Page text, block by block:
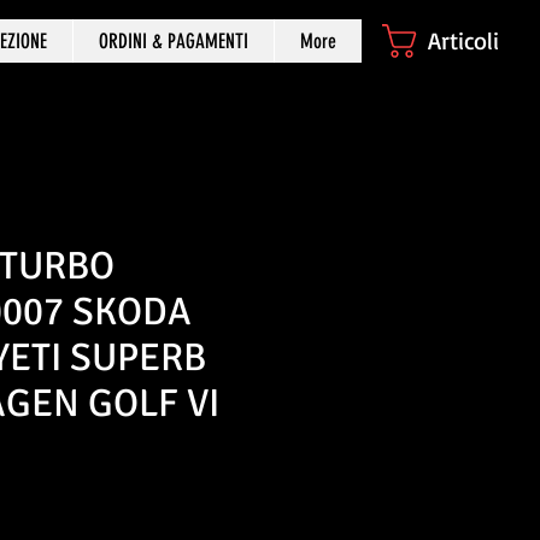
ORDINI & PAGAMENTI More Articoli
SKODA
SUPERB
GOLF VI